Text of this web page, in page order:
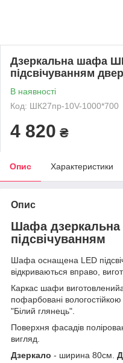
Дзеркальна шафа
підсвічуванням
В наявності
Код: ШК27пр-10V-1000*700
4 820 ₴
Опис Характеристики
Опис
Шафа дзеркальна
підсвічуванням
Шафа оснащена LED
відкриваються вправо,
Каркас шафи
пофарбовані
"Білий глянець".
Поверхня фасадів
вигляд.
Дзеркало - ширина 80см.